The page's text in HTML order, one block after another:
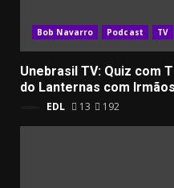
Bob Navarro Podcast TV
Unebrasil TV: Quiz com
do Lanternas com
EDL 13 192